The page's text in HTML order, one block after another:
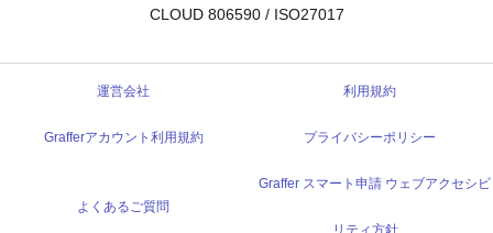
CLOUD 806590 / ISO27017
運営会社 利用規約
Grafferアカウント利用規約 プライバシーポリシー
よくあるご質問
Graffer スマート申請 ウェブアクセシビ
リティ方針